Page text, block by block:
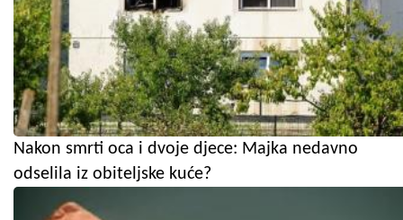
Nakon smrti oca i dvoje djece: Majka nedavno
odselila iz obiteljske kuće?